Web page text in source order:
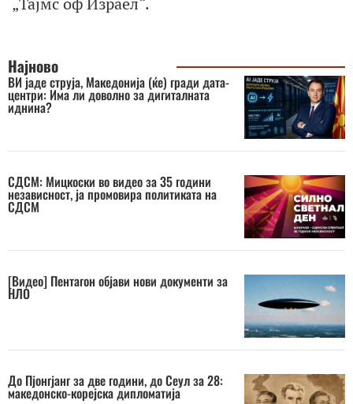
Најново
ВИ јаде струја, Македонија (ќе) гради дата-
центри: Има ли доволно за дигиталната
иднина?
СДСМ: Мицкоски во видео за 35 години
независност, ја промовира политиката на
СДСМ
[Видео] Пентагон објави нови документи за
НЛО
До Пјонгјанг за две години, до Сеул за 28:
македонско-корејска дипломатија